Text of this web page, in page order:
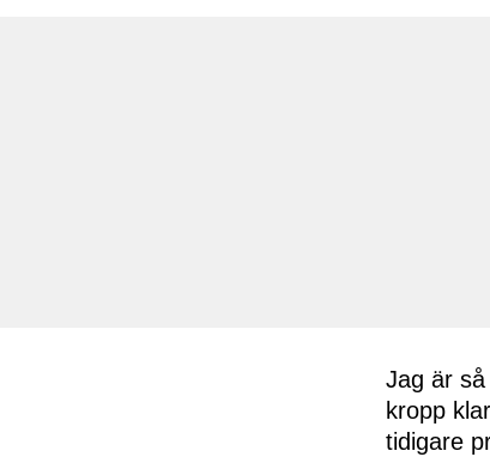
Jag är
kropp
tidigare